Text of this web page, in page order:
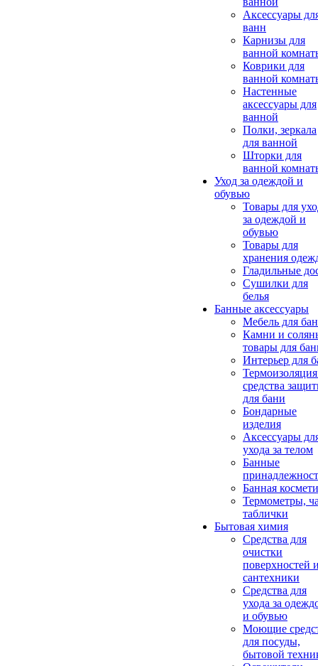
Аксессуары
ванн
Карнизы для
ванной
Коврики для
ванной
Настенные
аксессуары для
ванной
Полки, зеркала
для ванной
Шторки для
ванной
Уход за одеждой и
обувью
Товары для
за одеждой и
обувью
Товары для
хранения
Гладильные
Сушилки для
белья
Банные аксессуары
Мебель для
Камни и
товары для
Интерьер для
средства
для бани
Бондарные
изделия
Аксеcсуары
ухода за телом
Банные
Банная
Термометры,
таблички
Бытовая химия
Средства для
очистки
поверхностей
сантехники
Средства для
ухода за
и обувью
Моющие
для посуды,
бытовой